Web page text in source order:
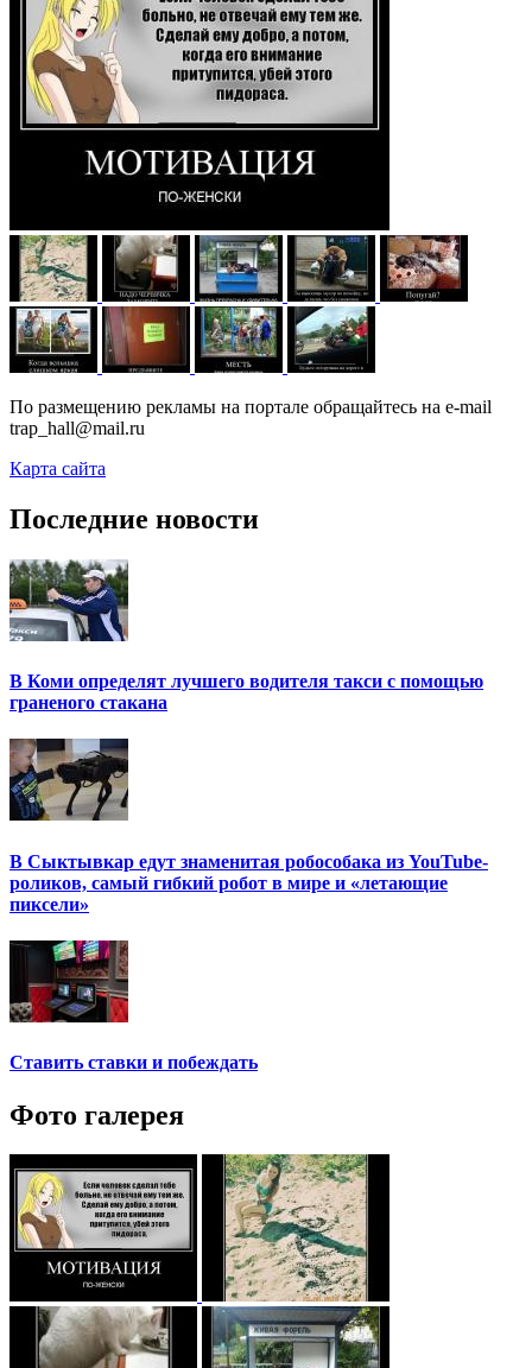
По размещению рекламы на портале обращайтесь на e-mail
trap_hall@mail.ru
Карта сайта
Последние новости
В Коми определят лучшего водителя такси с помощью
граненого стакана
В Сыктывкар едут знаменитая робособака из YouTube-
роликов, самый гибкий робот в мире и «летающие
пиксели»
Ставить ставки и побеждать
Фото галерея